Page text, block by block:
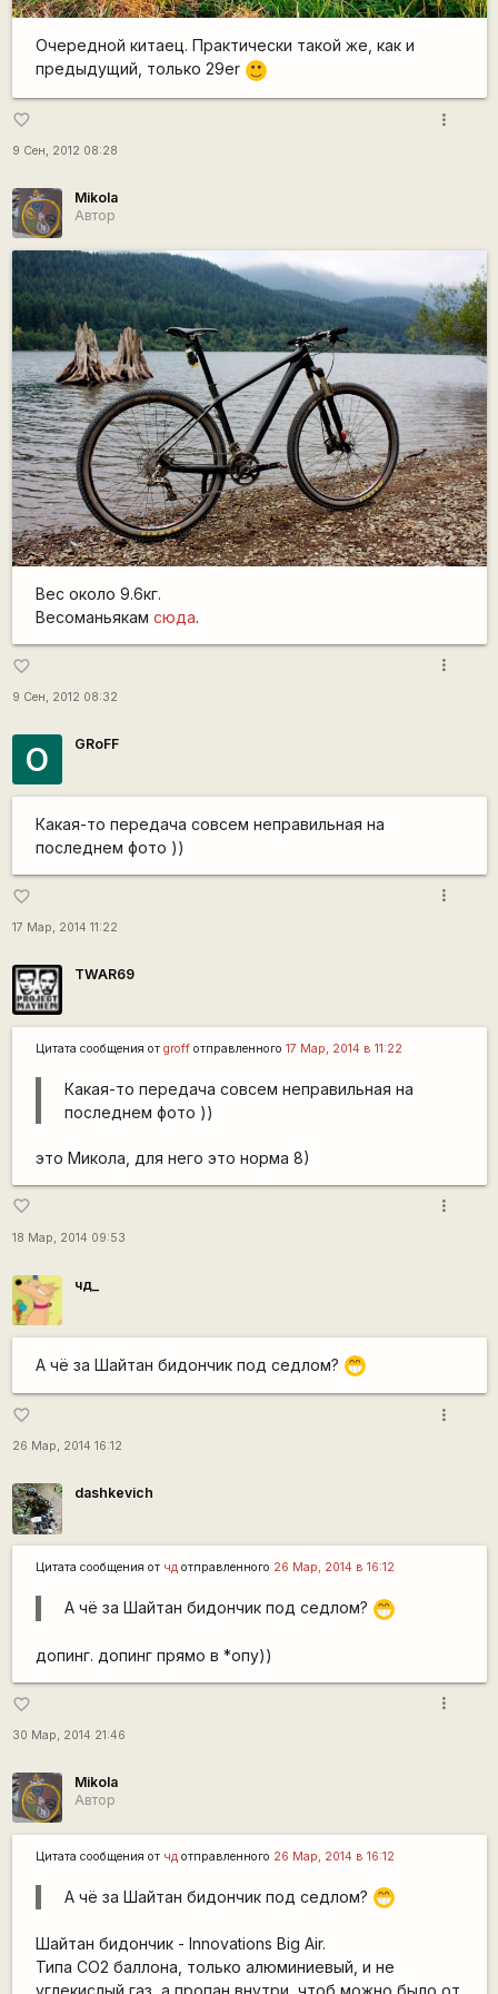
Очередной китаец. Практически такой же, как и
предыдущий, только 29er :)
favorite_border
9 Сен, 2012 08:28
more_vert
Mikola
Автор
Вес около 9.6кг.
Весоманьякам сюда.
favorite_border
9 Сен, 2012 08:32
more_vert
О GRoFF
Какая-то передача совсем неправильная на
последнем фото ))
favorite_border
17 Мар, 2014 11:22
more_vert
TWAR69
Цитата сообщения от groffотправленного 17 Мар, 2014 в 11:22
Какая-то передача совсем неправильная на
последнем фото ))
это Микола, для него это норма 8)
favorite_border
18 Мар, 2014 09:53
more_vert
чд_
А чё за Шайтан бидончик под седлом? ;D
favorite_border
26 Мар, 2014 16:12
more_vert
dashkevich
Цитата сообщения от чдотправленного 26 Мар, 2014 в 16:12
А чё за Шайтан бидончик под седлом? ;D
допинг. допинг прямо в *опу))
favorite_border
30 Мар, 2014 21:46
more_vert
Mikola
Автор
Цитата сообщения от чдотправленного 26 Мар, 2014 в 16:12
А чё за Шайтан бидончик под седлом? ;D
Шайтан бидончик - Innovations Big Air.
Типа CO2 баллона, только алюминиевый, и не